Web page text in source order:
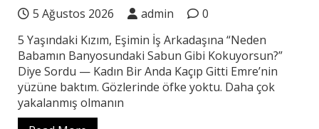
5 Ağustos 2026 admin
0
5 Yaşındaki Kızım, Eşimin İş Arkadaşına “Neden
Babamın Banyosundaki Sabun Gibi Kokuyorsun?”
Diye Sordu — Kadın Bir Anda Kaçıp Gitti Emre’nin
yüzüne baktım. Gözlerinde öfke yoktu. Daha çok
yakalanmış olmanın